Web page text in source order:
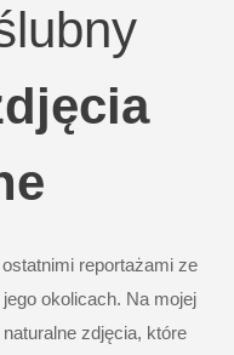
reportażami ze
okolicach. Na mojej
zdjęcia, które